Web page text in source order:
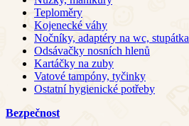
Teploměry
Kojenecké váhy
Nočníky, adaptéry na wc, stupátka
Odsávačky nosních hlenů
Kartáčky na zuby
Vatové tampóny, tyčinky
Ostatní hygienické potřeby
Bezpečnost